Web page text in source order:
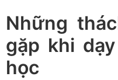
Những
gặp khi
học